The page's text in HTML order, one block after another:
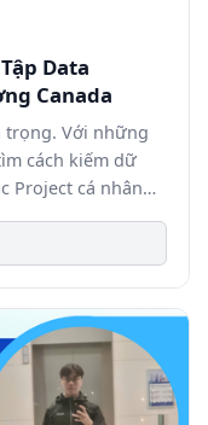
Data
Canada
trọng. Với những
cách kiếm dữ
Project cá nhân